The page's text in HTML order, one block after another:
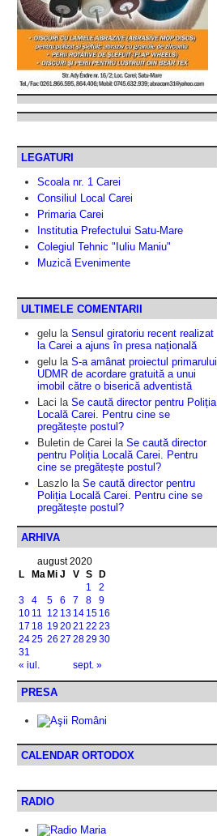
LEGATURI
Scoala nr. 1 Carei
Consiliul Local Carei
Primaria Carei
Institutia Prefectului Satu-Mare
Colegiul Tehnic "Iuliu Maniu"
Muzică Evenimente
ULTIMELE COMENTARII
gelu la Sensul giratoriu recent realizat
la Carei a ajuns în presa națională
gelu la S-a amânat proiectul primarului
UDMR de acordare gratuită a unui
imobil către o biserică adventistă
Laci la Se caută director pentru Poliția
Locală Carei. Pentru cine se
pregătește postul?
Buletin de Carei la Se caută director
pentru Poliția Locală Carei. Pentru
cine se pregătește postul?
Laszlo la Se caută director pentru
Poliția Locală Carei. Pentru cine se
pregătește postul?
ARHIVA
august 2020
L
Ma Mi J V S D
« iul. sept. »
1
2
3
4 5 6 7 8
9
10 11 12 13 14 15 16
17 18 192021 22 23
2425 26 27 282930
31
PRESA
CALENDAR ORTODOX
RADIO